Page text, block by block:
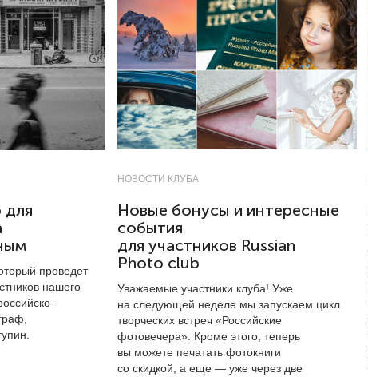
проведет
нашего
НОВОСТИ КЛУБА
Новые бонусы и интересные
события
для участников Russian
Photo club
Уважаемые участники клуба! Уже
на следующей неделе мы запускаем цикл
творческих встреч «Российские
фотовечера». Кроме этого, теперь
вы можете печатать фотокниги
со скидкой, а еще — уже через две